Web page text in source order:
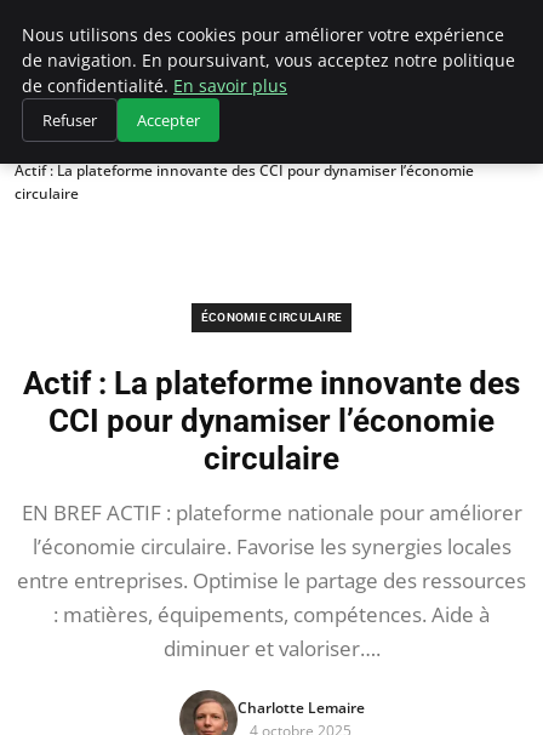
Climategatecountryclub.com
Accueil
Économie circulaire
Actif : La plateforme innovante des CCI pour dynamiser l’économie
circulaire
ÉCONOMIE CIRCULAIRE
Actif : La plateforme innovante des
CCI pour dynamiser l’économie
circulaire
EN BREF ACTIF : plateforme nationale pour améliorer
l’économie circulaire. Favorise les synergies locales
entre entreprises. Optimise le partage des ressources
: matières, équipements, compétences. Aide à
diminuer et valoriser….
Charlotte Lemaire
4 octobre 2025
Nous utilisons des cookies pour améliorer votre expérience
de navigation. En poursuivant, vous acceptez notre politique
de confidentialité. En savoir plus
Refuser Accepter